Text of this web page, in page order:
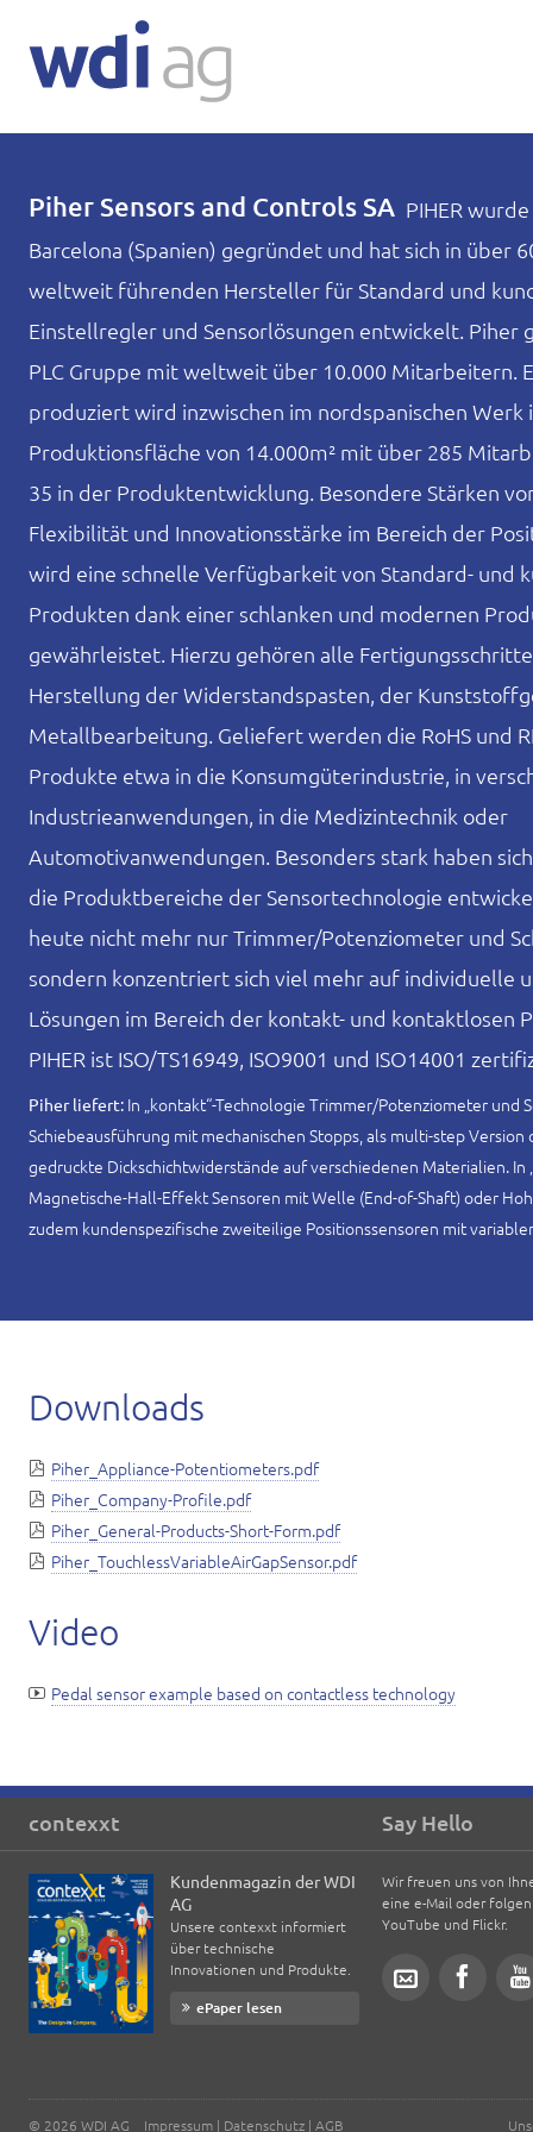
Piher Sensors and Controls SA PIHER
Barcelona (Spanien) gegründet und hat sich in über
weltweit führenden Hersteller für Standard und
Einstellregler und Sensorlösungen entwickelt. Piher
PLC Gruppe mit weltweit über 10.000 Mitarbeitern.
produziert wird inzwischen im nordspanischen Werk
Produktionsfläche von 14.000m² mit über 285
35 in der Produktentwicklung. Besondere Stärken
Flexibilität und Innovationsstärke im Bereich der
wird eine schnelle Verfügbarkeit von Standard- und
Produkten dank einer schlanken und modernen
gewährleistet. Hierzu gehören alle
Herstellung der Widerstandspasten, der
Metallbearbeitung. Geliefert werden die RoHS und
Produkte etwa in die Konsumgüterindustrie, in
Industrieanwendungen, in die Medizintechnik oder
Automotivanwendungen. Besonders stark haben
die Produktbereiche der Sensortechnologie
heute nicht mehr nur Trimmer/Potenziometer und
sondern konzentriert sich viel mehr auf individuelle
Lösungen im Bereich der kontakt- und kontaktlosen
PIHER ist ISO/TS16949, ISO9001 und ISO14001
Piher liefert: In „kontakt“-Technologie Trimmer/Potenziometer und
Schiebeausführung mit mechanischen Stopps, als multi-step
gedruckte Dickschichtwiderstände auf verschiedenen Materialien. In
Magnetische-Hall-Effekt Sensoren mit Welle (End-of-Shaft) oder
zudem kundenspezifische zweiteilige Positionssensoren mit
Downloads
Piher_Appliance-Potentiometers.pdf
Piher_Company-Profile.pdf
Piher_General-Products-Short-Form.pdf
Piher_TouchlessVariableAirGapSensor.pdf
Video
Pedal sensor example based on contactless technology
contexxt
Kundenmagazin der WDI
AG
Unsere contexxt informiert
über technische
Innovationen und Produkte.
ePaper lesen
Say Hello
Wir freuen uns von
eine e-Mail oder
YouTube und Flickr.
© 2026 WDI AG Impressum | Datenschutz | AGB